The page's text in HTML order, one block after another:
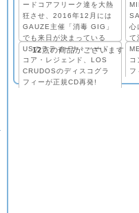
ードコアフリーク達を大熱
狂させ、2016年12月には
GAUZE主催「消毒 GIG」
でも来日が決まっている
USのラティーナ・ハード
コア・レジェンド、LOS
CRUDOSのディスコグラ
フィーが正規CD再発!
心
て
コ
フ
12点の商品がございます